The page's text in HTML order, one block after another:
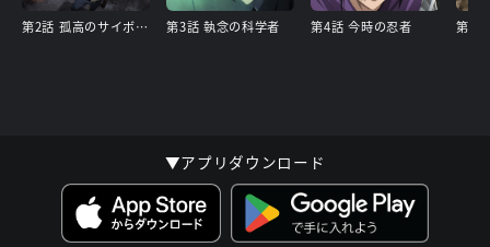
第2話 孤高のサイボーグ 第3話 執念の科学者 第4話 今時の忍者 第5
▼アプリダウンロード